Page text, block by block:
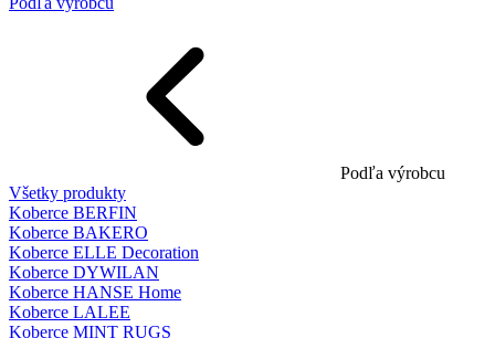
Podľa výrobcu
Všetky produkty
Koberce BERFIN
Koberce BAKERO
Koberce ELLE Decoration
Koberce DYWILAN
Koberce HANSE Home
Koberce LALEE
Koberce MINT RUGS